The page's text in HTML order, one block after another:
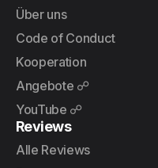
Über uns
Code of Conduct
Kooperation
Angebote ☍
YouTube ☍
Reviews
Alle Reviews